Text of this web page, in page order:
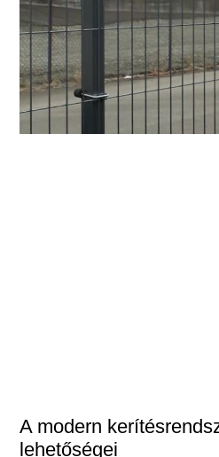
A modern
lehetőségei